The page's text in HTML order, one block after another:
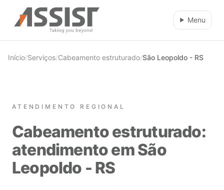
Ir direto para o conteúdo
Menu
Início/Serviços/Cabeamento estruturado/São Leopoldo - RS
ATENDIMENTO REGIONAL
Cabeamento estruturado:
atendimento em São
Leopoldo - RS